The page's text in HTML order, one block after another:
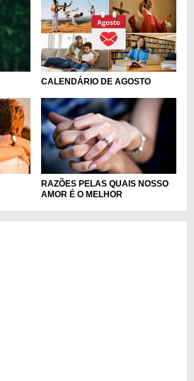
CALENDÁRIO DE AGOSTO
RAZÕES PELAS QUAIS NOSSO
AMOR É O MELHOR